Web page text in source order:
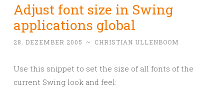
Adjust font size in Swing
applications global
28. DEZEMBER 2005 ~ CHRISTIAN ULLENBOOM
Use this snippet to set the size of all fonts of the
current Swing look and feel: